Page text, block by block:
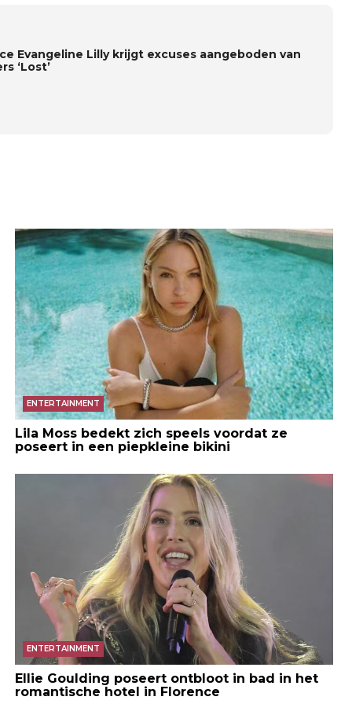
Evangeline Lilly krijgt excuses aangeboden van
‘Lost’
ENTERTAINMENT
Lila Moss bedekt zich speels voordat ze
poseert in een piepkleine bikini
ENTERTAINMENT
Ellie Goulding poseert ontbloot in bad in het
romantische hotel in Florence